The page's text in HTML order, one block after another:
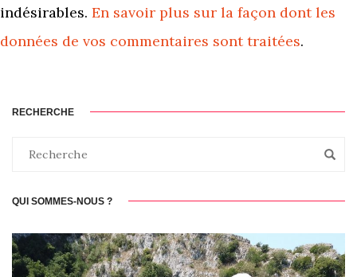
indésirables. En savoir plus sur la façon dont les
données de vos commentaires sont traitées.
RECHERCHE
QUI SOMMES-NOUS ?